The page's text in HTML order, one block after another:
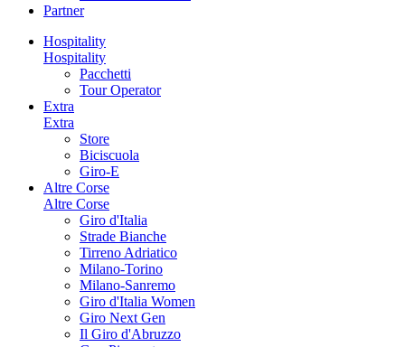
Partner
Hospitality
Hospitality
Pacchetti
Tour Operator
Extra
Extra
Store
Biciscuola
Giro-E
Altre Corse
Altre Corse
Giro d'Italia
Strade Bianche
Tirreno Adriatico
Milano-Torino
Milano-Sanremo
Giro d'Italia Women
Giro Next Gen
Il Giro d'Abruzzo